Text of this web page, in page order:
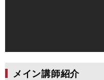
メイン講師紹介